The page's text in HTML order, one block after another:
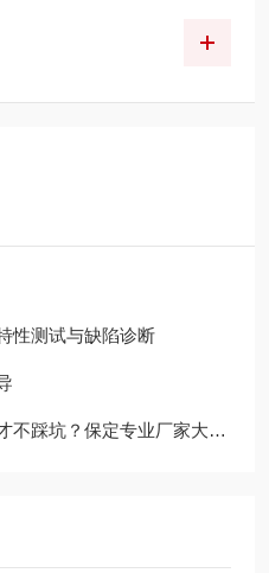
性测试与缺陷诊断
？保定专业厂家大实话告诉你